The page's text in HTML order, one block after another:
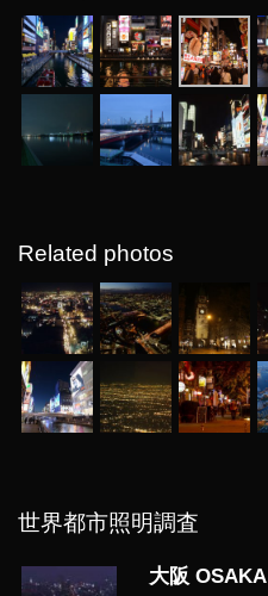
Related photos
世界都市照明調査
大阪 OSAKA